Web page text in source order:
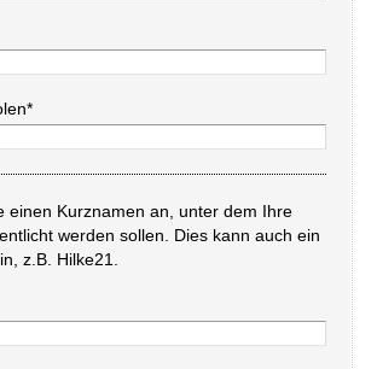
einen Kurznamen an, unter dem Ihre
werden sollen. Dies kann auch ein
z.B. Hilke21.